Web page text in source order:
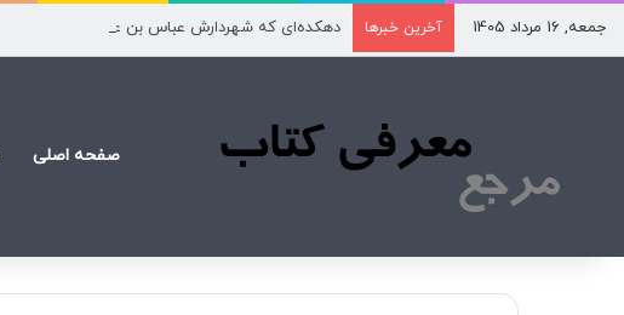
جمعه, 16 مرداد 1405 آخرین خبرها دهکده‌ای که شهردارش عباس بن علی(ع) است
صفحه اصلی